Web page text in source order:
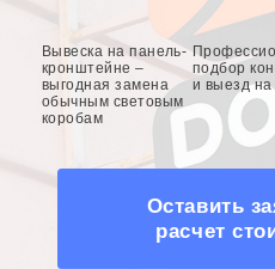
О КОМПАНИИ
Вывеска на панель-
кронштейне –
выгодная замена
обычным световым
коробам
подбор
и выезд
Оставить
расчет